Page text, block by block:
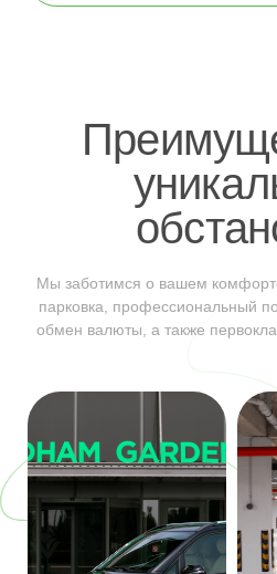
Мы заботимся о вашем
парковка, профессиональный
обмен валюты, а также